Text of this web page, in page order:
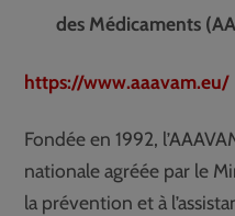
des Médicaments
https://www.aaavam.eu/
Fondée en 1992,
nationale agréée par le
la prévention et à